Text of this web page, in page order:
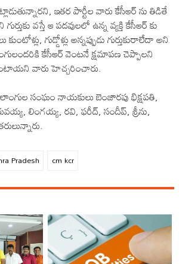
ఇతర పార్టీల వారు కేసీఆర్ ను తిడితే
వస్తే ఆ పదవులలో ఉన్న వ్యక్తి కేసీఆర్ కు
గుడ్డోళ్లు అన్నప్పుడు గుర్తుకురాలేదా అని
కేసీఆర్ వెంటనే క్షమాపణ చెప్పాలని
వారు హెచ్చరించారు.
సంఘం నాయకులు బెంజారపు భిక్షపతి,
లింగయ్య, రవి, ఫరీద్, సందీప్, శ్రీను,
Pradesh cm kcr